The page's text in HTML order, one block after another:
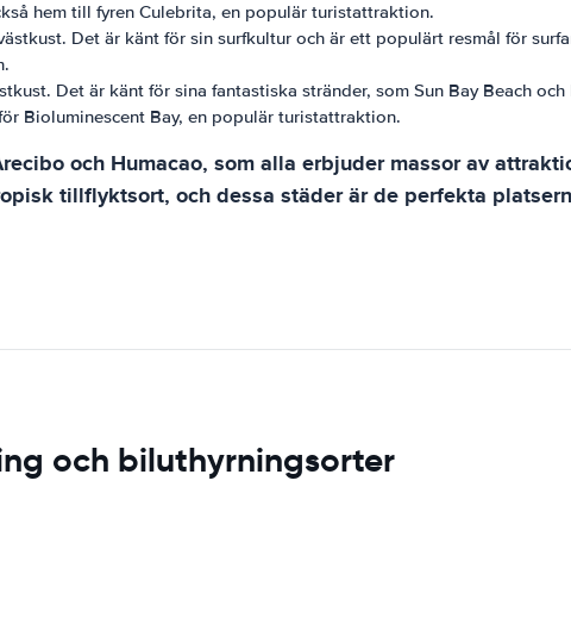
hem till fyren Culebrita, en populär turistattraktion.
Det är känt för sin surfkultur och är ett populärt resmål för
Det är känt för sina fantastiska stränder, som Sun Bay Beach
Bioluminescent Bay, en populär turistattraktion.
och Humacao, som alla erbjuder massor av
tillflyktsort, och dessa städer är de perfekta
och biluthyrningsorter